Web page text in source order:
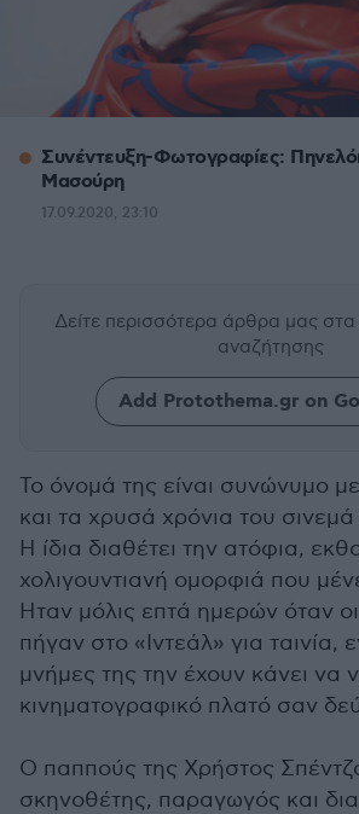
Συνέντευξη-Φωτογραφίες:
Μασούρη
17.09.2020, 23:10
Δείτε περισσότερα άρθρα μας στα
αναζήτησης
Add Protothema.gr on
Το όνομά της είναι συνώνυμο
και τα χρυσά χρόνια του
Η ίδια διαθέτει την ατόφια,
χολιγουντιανή ομορφιά που
Ηταν μόλις επτά ημερών όταν
πήγαν στο «Ιντεάλ» για ταινία,
μνήμες της την έχουν κάνει να
κινηματογραφικό πλατό σαν
Ο παππούς της Χρήστος
σκηνοθέτης, παραγωγός και